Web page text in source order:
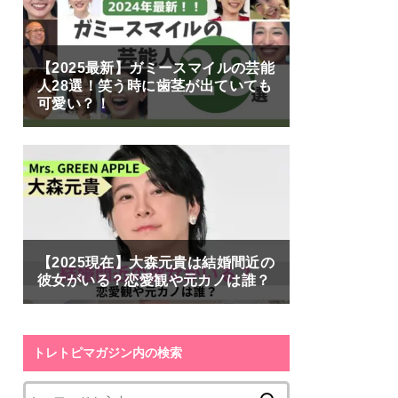
【2025最新】ガミースマイルの芸能
人28選！笑う時に歯茎が出ていても
可愛い？！
【2025現在】大森元貴は結婚間近の
彼女がいる？恋愛観や元カノは誰？
トレトピマガジン内の検索